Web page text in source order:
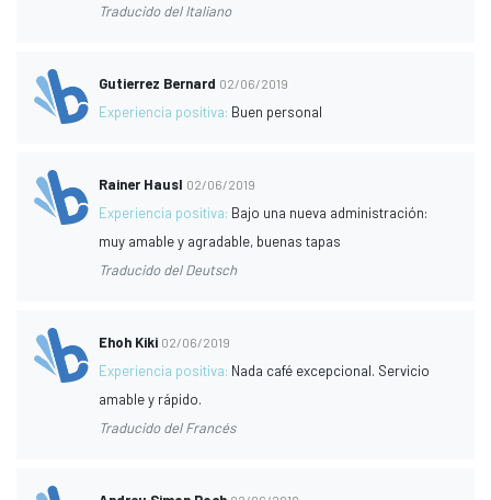
Traducido del Italiano
Gutierrez Bernard 02/06/2019
Experiencia positiva: Buen personal
Rainer Hausl 02/06/2019
Experiencia positiva: Bajo una nueva administración:
muy amable y agradable, buenas tapas
Traducido del Deutsch
Ehoh Kiki 02/06/2019
Experiencia positiva: Nada café excepcional. Servicio
amable y rápido.
Traducido del Francés